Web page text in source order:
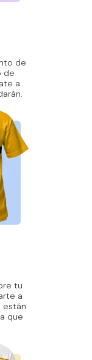
de
de
a
tu
a
están
que